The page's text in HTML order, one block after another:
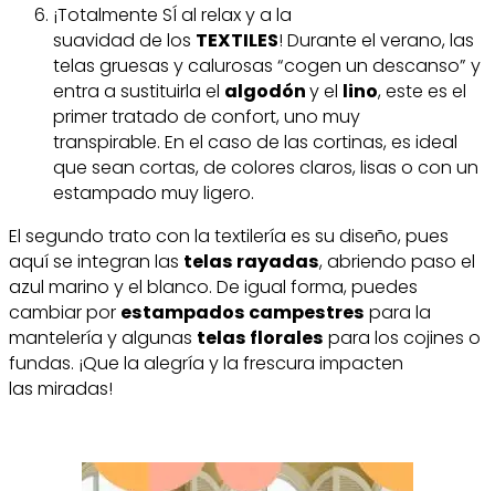
¡Totalmente SÍ al relax y a la
suavidad de los TEXTILES! Durante el verano, las
telas gruesas y calurosas “cogen un descanso” y
entra a sustituirla el algodóny el lino, este es el
primer tratado de confort, uno muy
transpirable. En el caso de las cortinas, es ideal
que sean cortas, de colores claros, lisas o con un
estampado muy ligero.
El segundo trato con la textilería es su diseño, pues
aquí se integran las telas rayadas, abriendo paso el
azul marino y el blanco. De igual forma, puedes
cambiar por estampados campestres para la
mantelería y algunas telas florales para los cojines o
fundas. ¡Que la alegría y la frescura impacten
las miradas!